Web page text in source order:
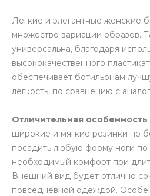
Легкие и элегантные женские
множество вариации образов.
универсальна, благодаря
высококачественного
обеспечивает ботильонам
легкость, по сравнению с
Отличительная
широкие и мягкие резинки по
посадить любую форму ноги по
необходимый комфорт при
Внешний вид будет отлично
повседневной одеждой.